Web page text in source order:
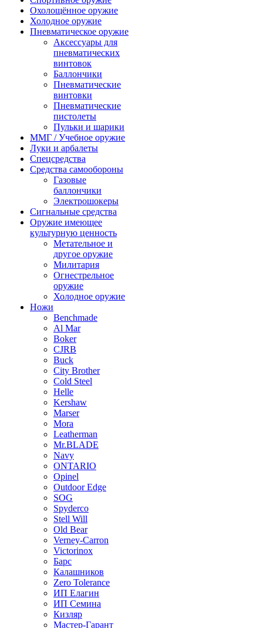
Охолощённое оружие
Холодное оружие
Пневматическое оружие
Аксессуары для
пневматических
винтовок
Баллончики
Пневматические
винтовки
Пневматические
пистолеты
Пульки и шарики
ММГ / Учебное оружие
Луки и арбалеты
Спецсредства
Средства самообороны
Газовые
баллончики
Электрошокеры
Сигнальные средства
Оружие имеющее
культурную ценность
Метательное и
другое оружие
Милитария
Огнестрельное
оружие
Холодное оружие
Ножи
Benchmade
Al Mar
Boker
CJRB
Buck
City Brother
Cold Steel
Helle
Kershaw
Marser
Mora
Leatherman
Mr.BLADE
Navy
ONTARIO
Opinel
Outdoor Edge
SOG
Spyderco
Stell Will
Old Bear
Verney-Carron
Victorinox
Барс
Калашников
Zero Tolerance
ИП Елагин
ИП Семина
Кизляр
Мастер-Гарант